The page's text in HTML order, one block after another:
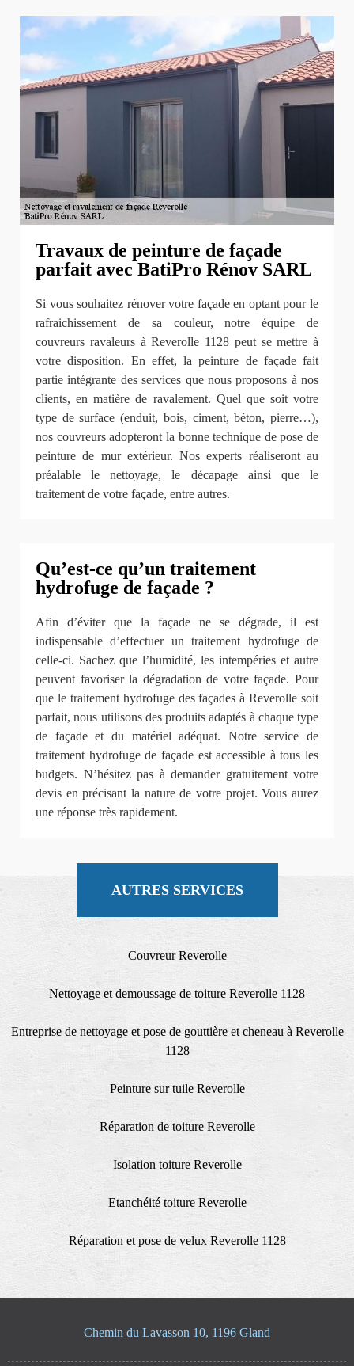
Travaux de peinture de façade
parfait avec BatiPro Rénov SARL
Si vous souhaitez rénover votre façade en optant pour le
rafraichissement de sa couleur, notre équipe de
couvreurs ravaleurs à Reverolle 1128 peut se mettre à
votre disposition. En effet, la peinture de façade fait
partie intégrante des services que nous proposons à nos
clients, en matière de ravalement. Quel que soit votre
type de surface (enduit, bois, ciment, béton, pierre…),
nos couvreurs adopteront la bonne technique de pose de
peinture de mur extérieur. Nos experts réaliseront au
préalable le nettoyage, le décapage ainsi que le
traitement de votre façade, entre autres.
Qu’est-ce qu’un traitement
hydrofuge de façade ?
Afin d’éviter que la façade ne se dégrade, il est
indispensable d’effectuer un traitement hydrofuge de
celle-ci. Sachez que l’humidité, les intempéries et autre
peuvent favoriser la dégradation de votre façade. Pour
que le traitement hydrofuge des façades à Reverolle soit
parfait, nous utilisons des produits adaptés à chaque type
de façade et du matériel adéquat. Notre service de
traitement hydrofuge de façade est accessible à tous les
budgets. N’hésitez pas à demander gratuitement votre
devis en précisant la nature de votre projet. Vous aurez
une réponse très rapidement.
AUTRES SERVICES
Couvreur Reverolle
Nettoyage et demoussage de toiture Reverolle 1128
Entreprise de nettoyage et pose de gouttière et cheneau à Reverolle
1128
Peinture sur tuile Reverolle
Réparation de toiture Reverolle
Isolation toiture Reverolle
Etanchéité toiture Reverolle
Réparation et pose de velux Reverolle 1128
Chemin du Lavasson 10, 1196 Gland